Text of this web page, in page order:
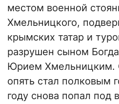
местом военной
Хмельницкого,
крымских татар и
разрушен сыном
Юрием Хмельницким.
опять стал полковым
году снова попал под